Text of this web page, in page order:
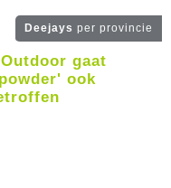
Deejays per provincie
gaat
ook